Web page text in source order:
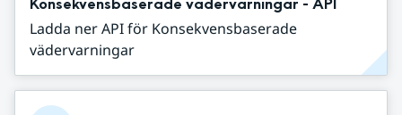
Ladda ner API för Konsekvensbaserade
vädervarningar